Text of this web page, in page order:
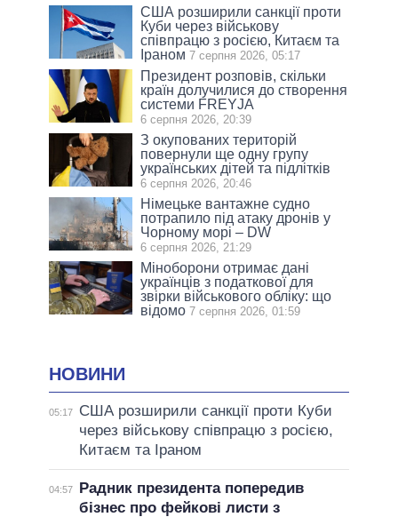
США розширили санкції проти
Куби через військову
співпрацю з росією, Китаєм та
Іраном 7 серпня 2026, 05:17
Президент розповів, скільки
країн долучилися до створення
системи FREYJA
6 серпня 2026, 20:39
З окупованих територій
повернули ще одну групу
українських дітей та підлітків
6 серпня 2026, 20:46
Німецьке вантажне судно
потрапило під атаку дронів у
Чорному морі – DW
6 серпня 2026, 21:29
Міноборони отримає дані
українців з податкової для
звірки військового обліку: що
відомо 7 серпня 2026, 01:59
НОВИНИ
05:17
США розширили санкції проти Куби
через військову співпрацю з росією,
Китаєм та Іраном
04:57
Радник президента попередив
бізнес про фейкові листи з